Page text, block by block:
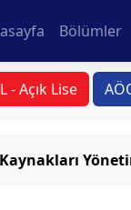
Bölümler
- Açık Lise